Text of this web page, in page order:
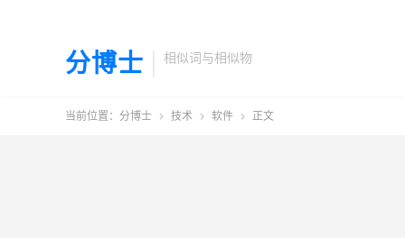
分博士 相似词与相似物
当前位置： 分博士  技术  软件  正文